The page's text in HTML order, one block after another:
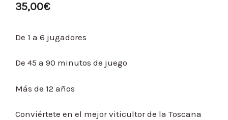
35,00€
De 1 a 6 jugadores
De 45 a 90 minutos de juego
Más de 12 años
Conviértete en el mejor viticultor de la Toscana